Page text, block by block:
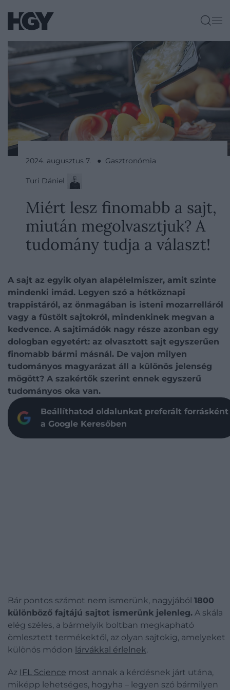
2024. augusztus 7. ● Gasztronómia
Turi Dániel
Miért lesz finomabb a sajt,
miután megolvasztjuk? A
tudomány tudja a választ!
A sajt az egyik olyan alapélelmiszer, amit szinte
mindenki imád. Legyen szó a hétköznapi
trappistáról, az önmagában is isteni mozarrelláról
vagy a füstölt sajtokról, mindenkinek megvan a
kedvence. A sajtimádók nagy része azonban egy
dologban egyetért: az olvasztott sajt egyszerűen
finomabb bármi másnál. De vajon milyen
tudományos magyarázat áll a különös jelenség
mögött? A szakértők szerint ennek egyszerű
tudományos oka van.
Beállíthatod oldalunkat preferált forrásként
a Google Keresőben
Bár pontos számot nem ismerünk, nagyjából 1800
különböző fajtájú sajtot ismerünk jelenleg. A skála
elég széles, a bármelyik boltban megkapható
ömlesztett termékektől, az olyan sajtokig, amelyeket
különös módon lárvákkal érlelnek.
Az IFL Science most annak a kérdésnek járt utána,
miképp lehetséges, hogyha – legyen szó bármilyen